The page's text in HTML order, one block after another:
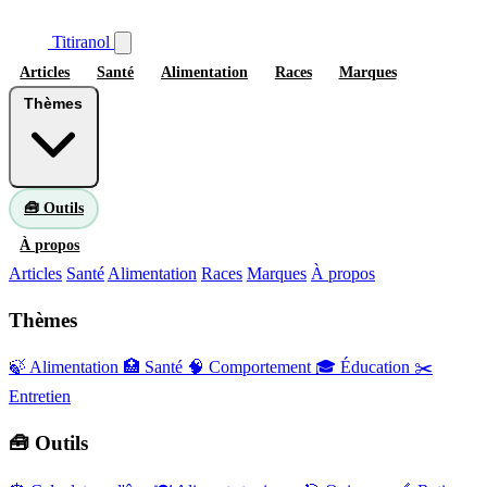
Titiranol
Articles Santé Alimentation Races Marques
🧰 Outils
À propos
Articles Santé Alimentation Races Marques À propos
Thèmes
🍃 Alimentation 🏥 Santé 🧠 Comportement 🎓 Éducation ✂️
Entretien
🧰 Outils